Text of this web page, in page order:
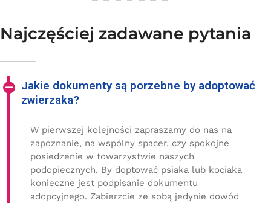
Najczęściej zadawane pytania
Jakie dokumenty są porzebne by adoptować
zwierzaka?
W pierwszej kolejności zapraszamy do nas na
zapoznanie, na wspólny spacer, czy spokojne
posiedzenie w towarzystwie naszych
podopiecznych. By doptować psiaka lub kociaka
konieczne jest podpisanie dokumentu
adopcyjnego. Zabierzcie ze sobą jedynie dowód